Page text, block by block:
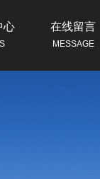
心 在线留言
MESSAGE